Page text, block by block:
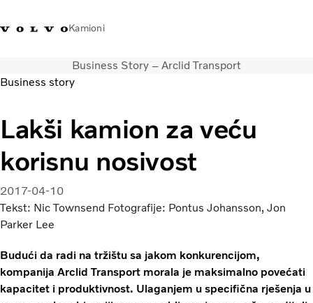
Kamioni
Volvo Trucks Bosna i
Hercegovina - Kontakti
Prodavaonica Volvo Trucks
Prijava
Transportna rješenja
Kampanje
Vijesti
Volvo Truck Builder
Kontaktirajte nas
Business Story – Arclid Transport
Business story
Lakši kamion za veću
korisnu nosivost
2017-04-10
Tekst: Nic Townsend Fotografije: Pontus Johansson, Jon
Parker Lee
Budući da radi na tržištu sa jakom konkurencijom,
kompanija Arclid Transport morala je maksimalno povećati
kapacitet i produktivnost. Ulaganjem u specifična rješenja u